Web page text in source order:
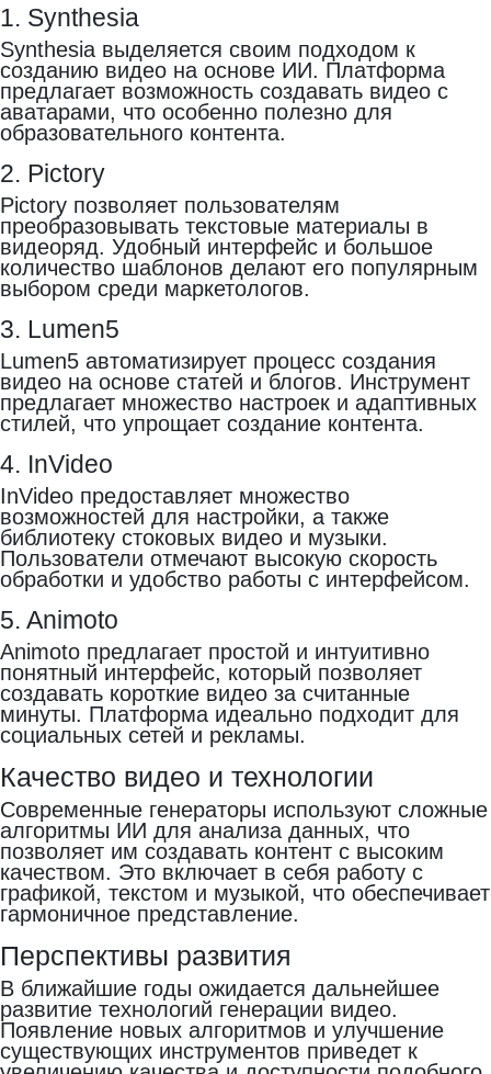
1. Synthesia
Synthesia выделяется своим подходом к
созданию видео на основе ИИ. Платформа
предлагает возможность создавать видео с
аватарами, что особенно полезно для
образовательного контента.
2. Pictory
Pictory позволяет пользователям
преобразовывать текстовые материалы в
видеоряд. Удобный интерфейс и большое
количество шаблонов делают его популярным
выбором среди маркетологов.
3. Lumen5
Lumen5 автоматизирует процесс создания
видео на основе статей и блогов. Инструмент
предлагает множество настроек и адаптивных
стилей, что упрощает создание контента.
4. InVideo
InVideo предоставляет множество
возможностей для настройки, а также
библиотеку стоковых видео и музыки.
Пользователи отмечают высокую скорость
обработки и удобство работы с интерфейсом.
5. Animoto
Animoto предлагает простой и интуитивно
понятный интерфейс, который позволяет
создавать короткие видео за считанные
минуты. Платформа идеально подходит для
социальных сетей и рекламы.
Качество видео и технологии
Современные генераторы используют сложные
алгоритмы ИИ для анализа данных, что
позволяет им создавать контент с высоким
качеством. Это включает в себя работу с
графикой, текстом и музыкой, что обеспечивает
гармоничное представление.
Перспективы развития
В ближайшие годы ожидается дальнейшее
развитие технологий генерации видео.
Появление новых алгоритмов и улучшение
существующих инструментов приведет к